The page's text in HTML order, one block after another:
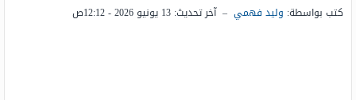
كتب بواسطة: وليد فهمي – آخر تحديث: 13 يونيو 2026 - 12:12ص